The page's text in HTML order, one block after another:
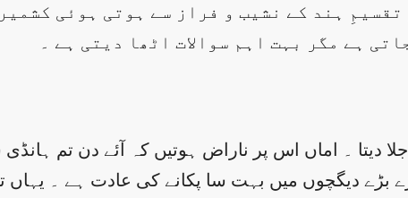
تقسیمِ ہند کے نشیب و فراز سے ہوتی ہوئی
ہے مگر بہت اہم سوالات اٹھا دیتی ہے ۔
جلا دیتا ۔ اماں اس پر ناراض ہوتیں کہ آئے دن تم
بڑے دیگچوں میں بہت سا پکانے کی عادت ہے ۔ یہاں